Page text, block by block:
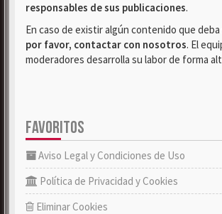
responsables de sus publicaciones.
En caso de existir algún contenido que
por favor, contactar con nosotros. El
moderadores desarrolla su labor de forma
FAVORITOS
Aviso Legal y Condiciones de Uso
Política de Privacidad y Cookies
Eliminar Cookies